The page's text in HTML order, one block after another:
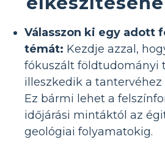
Válasszon ki egy adott
témát: Kezdje azzal,
fókuszált földtudományi
illeszkedik a tantervéhez
Ez bármi lehet a
időjárási mintáktól az
geológiai folyamatokig.